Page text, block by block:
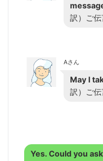
訳）ご
Aさん
May I
訳）ご
Yes. Could you